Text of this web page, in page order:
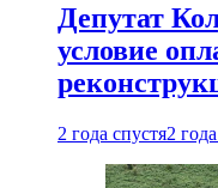
Депутат
условие
2 года спустя2